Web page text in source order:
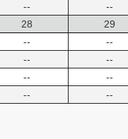
--
--
28
--
--
--
--
29
--
--
--
--